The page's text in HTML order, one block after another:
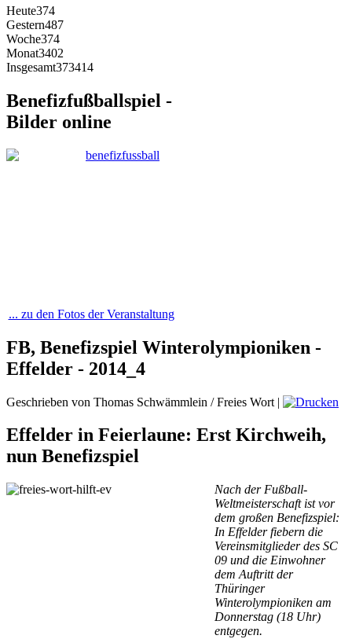
Heute374
Gestern487
Woche374
Monat3402
Insgesamt373414
Benefizfußballspiel -
Bilder online
... zu den Fotos der Veranstaltung
FB, Benefizspiel Winterolympioniken -
Effelder - 2014_4
Geschrieben von Thomas Schwämmlein / Freies Wort |
Effelder in Feierlaune: Erst Kirchweih,
nun Benefizspiel
Nach der Fußball-
Weltmeisterschaft ist vor
dem großen Benefizspiel:
In Effelder fiebern die
Vereinsmitglieder des SC
09 und die Einwohner
dem Auftritt der
Thüringer
Winterolympioniken am
Donnerstag (18 Uhr)
entgegen.